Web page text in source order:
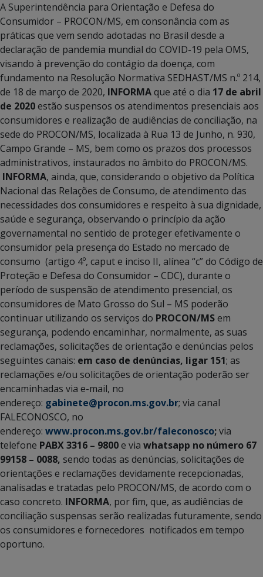
A Superintendência para Orientação e Defesa do
Consumidor – PROCON/MS, em consonância com as
práticas que vem sendo adotadas no Brasil desde a
declaração de pandemia mundial do COVID-19 pela OMS,
visando à prevenção do contágio da doença, com
fundamento na Resolução Normativa SEDHAST/MS n.º 214,
de 18 de março de 2020, INFORMAque até o dia 17 de abril
de 2020estão suspensos os atendimentos presenciais aos
consumidores e realização de audiências de conciliação, na
sede do PROCON/MS, localizada à Rua 13 de Junho, n. 930,
Campo Grande – MS, bem como os prazos dos processos
administrativos, instaurados no âmbito do PROCON/MS.
INFORMA, ainda, que, considerando o objetivo da Política
Nacional das Relações de Consumo, de atendimento das
necessidades dos consumidores e respeito à sua dignidade,
saúde e segurança, observando o princípio da ação
governamental no sentido de proteger efetivamente o
consumidor pela presença do Estado no mercado de
consumo (artigo 4º, caput e inciso II, alínea “c” do Código de
Proteção e Defesa do Consumidor – CDC), durante o
período de suspensão de atendimento presencial, os
consumidores de Mato Grosso do Sul – MS poderão
continuar utilizando os serviços do PROCON/MSem
segurança, podendo encaminhar, normalmente, as suas
reclamações, solicitações de orientação e denúncias pelos
seguintes canais: em caso de denúncias, ligar 151; as
reclamações e/ou solicitações de orientação poderão ser
encaminhadas via e-mail, no
endereço: gabinete@procon.ms.gov.br; via canal
FALECONOSCO, no
endereço: www.procon.ms.gov.br/faleconosco;via
telefone PABX 3316 – 9800e via whatsapp no número 67
99158 – 0088, sendo todas as denúncias, solicitações de
orientações e reclamações devidamente recepcionadas,
analisadas e tratadas pelo PROCON/MS, de acordo com o
caso concreto. INFORMA, por fim, que, as audiências de
conciliação suspensas serão realizadas futuramente, sendo
os consumidores e fornecedores notificados em tempo
oportuno.